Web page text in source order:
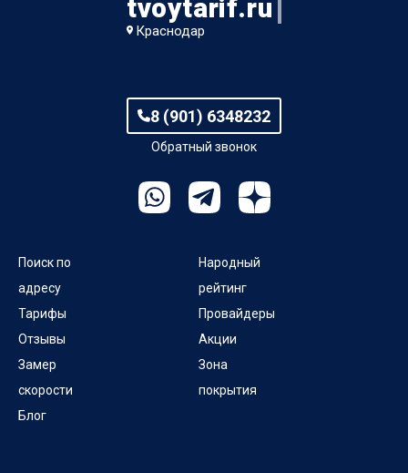
tvoytarif.ru
Краснодар
8 (901) 6348232
Обратный звонок
Поиск по
адресу
Тарифы
Отзывы
Замер
скорости
Блог
Народный
рейтинг
Провайдеры
Акции
Зона
покрытия